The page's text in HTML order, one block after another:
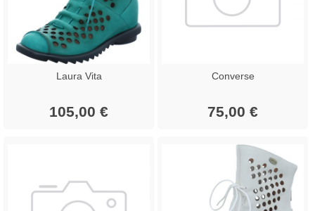
Laura Vita
105,00 €
Converse
75,00 €